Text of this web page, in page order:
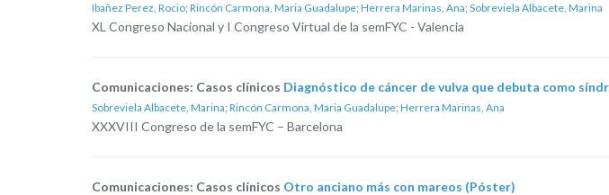
Ibañez Perez, Rocio; Rincón Carmona, Maria Guadalupe; Herrera Marinas, Ana; Sobreviela Albacete, Marina
XL Congreso Nacional y I Congreso Virtual de la semFYC - Valencia
Comunicaciones: Casos clínicos Diagnóstico de cáncer de vulva que debuta como
Sobreviela Albacete, Marina; Rincón Carmona, Maria Guadalupe; Herrera Marinas, Ana
XXXVIII Congreso de la semFYC – Barcelona
Comunicaciones: Casos clínicos Otro anciano más con mareos (Póster)